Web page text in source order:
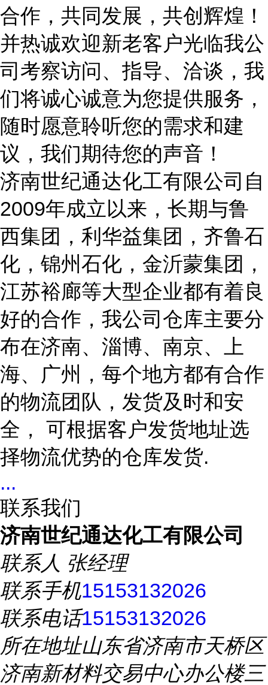
合作，共同发展，共创辉煌！
并热诚欢迎新老客户光临我公
司考察访问、指导、洽谈，我
们将诚心诚意为您提供服务，
随时愿意聆听您的需求和建
议，我们期待您的声音！
济南世纪通达化工有限公司自
2009年成立以来，长期与鲁
西集团，利华益集团，齐鲁石
化，锦州石化，金沂蒙集团，
江苏裕廊等大型企业都有着良
好的合作，我公司仓库主要分
布在济南、淄博、南京、上
海、广州 ，每个地方都有合作
的物流团队，发货及时和安
全，
可根据客户发货地址选
择物流优势的仓库发货.
...
联系我们
济南世纪通达化工有限公司
联系人 张经理
联系手机15153132026
联系电话15153132026
所在地址山东省济南市天桥区
济南新材料交易中心办公楼三